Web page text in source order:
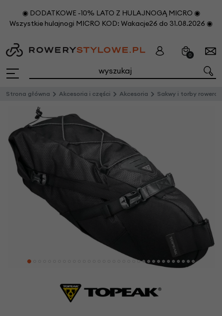
◉ DODATKOWE -10% LATO Z HULAJNOGĄ MICRO ◉
Wszystkie hulajnogi MICRO KOD: Wakacje26 do 31.08.2026 ◉
0
Strona główna Akcesoria i części Akcesoria Sakwy i torby